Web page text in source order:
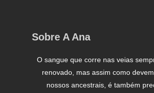
Sobre A Ana
O sangue que corre nas veias
renovado, mas assim como
nossos ancestrais, é também